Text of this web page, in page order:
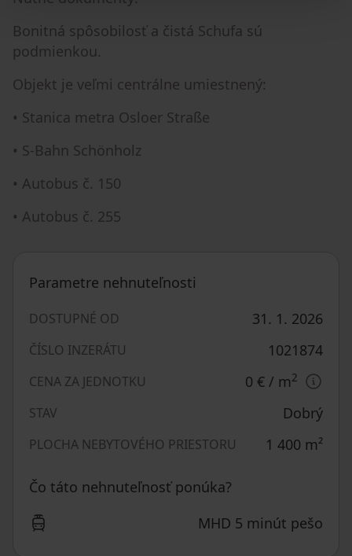
Bonitná spôsobilosť a čistá Schufa sú
podmienkou.
Objekt je veľmi centrálne umiestnený:
• Stanica metra Osloer Straße
• S-Bahn Schönholz
• Autobus č. 150
• Autobus č. 255
Parametre nehnuteľnosti
DOSTUPNÉ OD 31. 1. 2026
ČÍSLO INZERÁTU 1021874
CENA ZA JEDNOTKU 0 € / m2
STAV Dobrý
PLOCHA NEBYTOVÉHO PRIESTORU 1 400 m²
Čo táto nehnuteľnosť ponúka?
MHD 5 minút pešo